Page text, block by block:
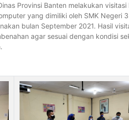
Provinsi Banten melakukan
yang dimiliki oleh SMK Negeri
bulan September 2021. Hasil
agar sesuai dengan kondisi